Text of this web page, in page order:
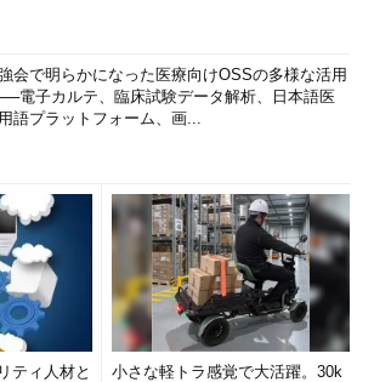
会で明らかになった医療向けOSSの多様な活用
電子カルテ、臨床試験データ解析、日本語医
語プラットフォーム、画...
ティ人材と
小さな軽トラ感覚で大活躍。30k